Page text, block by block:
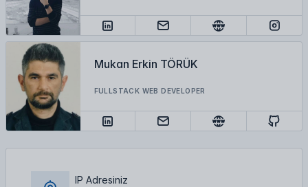
Mukan Erkin TÖRÜK
FULLSTACK WEB DEVELOPER
IP Adresiniz